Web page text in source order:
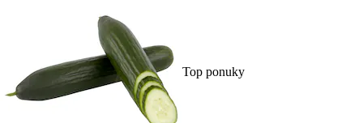
Top ponuky